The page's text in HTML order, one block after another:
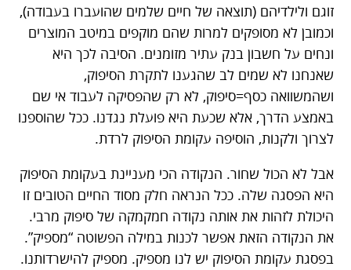
זוגם ולילדיהם (תוצאה של חיים שלמים שהועברו בעבודה),
וכמובן לא מסופקים למרות שהם מוקפים במיטב המוצרים
ונחים על חשבון בנק עתיר מזומנים. הסיבה לכך היא
שאנחנו לא שמים לב שהגענו לתקרת הסיפוק,
ושהמשוואה כסף=סיפוק, לא רק שהפסיקה לעבוד אי שם
באמצע הדרך, אלא שכעת היא פועלת נגדנו. ככל שהוספנו
לצרוך ולקנות, הוסיפה עקומת הסיפוק לרדת.
אבל לא הכול שחור. הנקודה הכי מעניינת בעקומת הסיפוק
היא הפסגה שלה. ככל הנראה חלק מסוד החיים הטובים זו
היכולת לזהות את אותה נקודה חמקמקה של סיפוק מרבי.
את הנקודה הזאת אפשר לכנות במילה הפשוטה “מספיק”.
בפסגת עקומת הסיפוק יש לנו מספיק. מספיק להישרדותנו.